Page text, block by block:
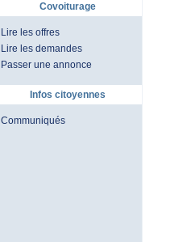
Covoiturage
Lire les offres
Lire les demandes
Passer une annonce
Infos citoyennes
Communiqués